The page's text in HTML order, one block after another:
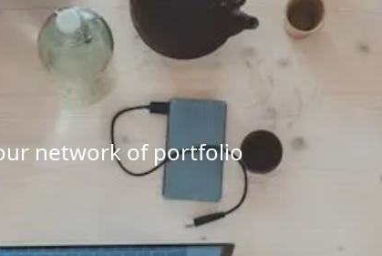
network of portfolio